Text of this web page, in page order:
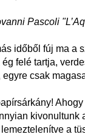
Pascoli
időből fúj ma a
felé tartja,
egyre csak
kivonultunk
a